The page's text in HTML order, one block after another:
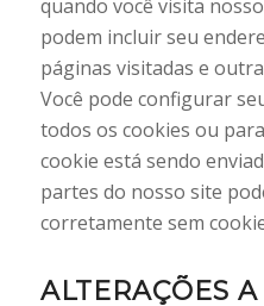
quando você visita
podem incluir seu
páginas visitadas e
Você pode configurar
todos os cookies ou
cookie está sendo
partes do nosso site
corretamente sem
ALTERAÇÕES